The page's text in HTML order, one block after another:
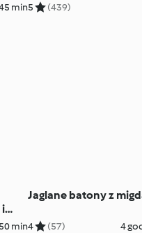
min5 (439)
i
50 min
Jaglane batony z
4 (57) 4